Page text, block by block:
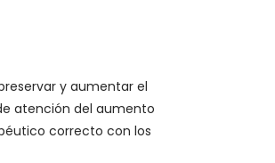
y aumentar el
atención del aumento
correcto con los